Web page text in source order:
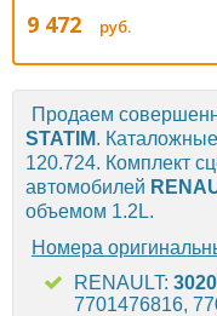
9 472 руб.
Продаем
STATIM.
120.724. Комплект
автомобилей
объемом 1.2L.
Номера
RENAULT:
7701476816,